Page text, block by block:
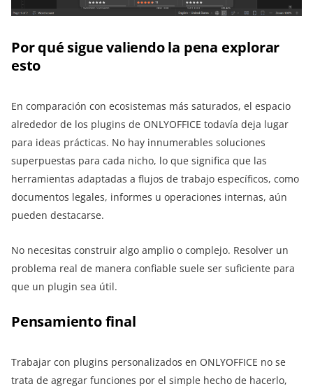
Por qué sigue valiendo la pena explorar
esto
En comparación con ecosistemas más saturados, el espacio
alrededor de los plugins de ONLYOFFICE todavía deja lugar
para ideas prácticas. No hay innumerables soluciones
superpuestas para cada nicho, lo que significa que las
herramientas adaptadas a flujos de trabajo específicos, como
documentos legales, informes u operaciones internas, aún
pueden destacarse.
No necesitas construir algo amplio o complejo. Resolver un
problema real de manera confiable suele ser suficiente para
que un plugin sea útil.
Pensamiento final
Trabajar con plugins personalizados en ONLYOFFICE no se
trata de agregar funciones por el simple hecho de hacerlo,